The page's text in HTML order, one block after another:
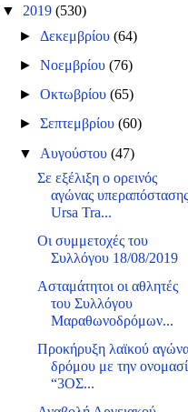
▼ 2019 (530)
► Δεκεμβρίου(64)
►Νοεμβρίου(76)
►Οκτωβρίου(65)
►Σεπτεμβρίου(60)
▼ Αυγούστου(47)
Σε εξέλιξη ο ορεινός
αγώνας υπεραπόστασης
Ursa Tra...
Οι συμμετοχές του
Συλλόγου 18/08/2019
Ασταμάτητοι οι αθλητές
του Συλλόγου
Μαραθωνοδρόμων...
Προκήρυξη λαϊκού
δρόμου με την
“3ΟΣ...